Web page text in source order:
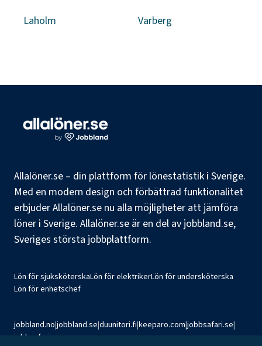
Laholm Varberg
Allalöner.se – din plattform för lönestatistik i Sverige.
Med en modern design och förbättrad funktionalitet
erbjuder Allalöner.se nu alla möjligheter att jämföra
löner i Sverige. Allalöner.se är en del av jobbland.se,
Sveriges största jobbplattform.
Lön för sjuksköterskaLön för elektrikerLön för undersköterska
Lön för enhetschef
jobbland.no|jobbland.se|duunitori.fi|keeparo.com|jobbsafari.se|
jobbsafari.no